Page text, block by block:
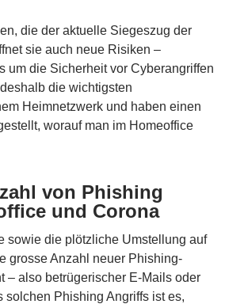
die der aktuelle Siegeszug der
sie auch neue Risiken –
um die Sicherheit vor Cyberangriffen
die wichtigsten
Heimnetzwerk und haben einen
worauf man im Homeoffice
von Phishing
und Corona
sowie die plötzliche Umstellung auf
grosse Anzahl neuer Phishing-
– also betrügerischer E-Mails oder
solchen Phishing Angriffs ist es,